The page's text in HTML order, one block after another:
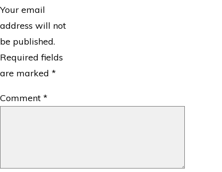
Your email
address will not
be published.
Required fields
are marked *
Comment *